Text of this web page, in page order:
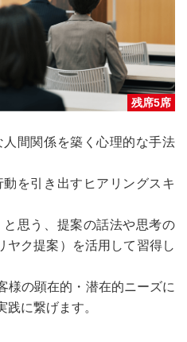
残席5席
人間関係を築く心理的な手法
動を引き出すヒアリングスキ
と思う、提案の話法や思考の
ヤク提案）を活用して習得し
様の顕在的・潜在的ニーズに
に繋げます。